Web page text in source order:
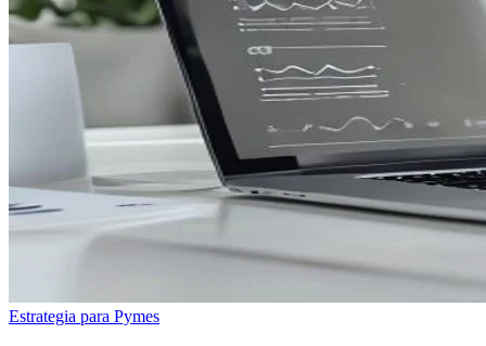
Estrategia para Pymes